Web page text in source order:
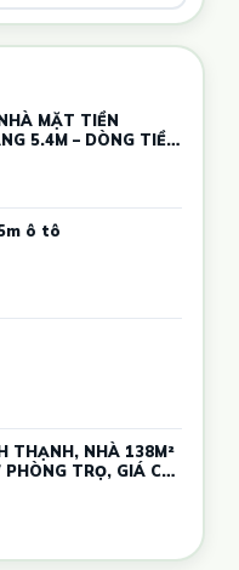
MẶT TIỀN
5.4M – DÒNG TIỀN
ô tô
THẠNH, NHÀ 138M²
TRỌ, GIÁ CHỈ